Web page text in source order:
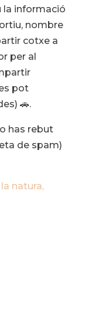
la informació
nombre
cotxe a
per al
pot
🚗.
has rebut
de spam)
natura,